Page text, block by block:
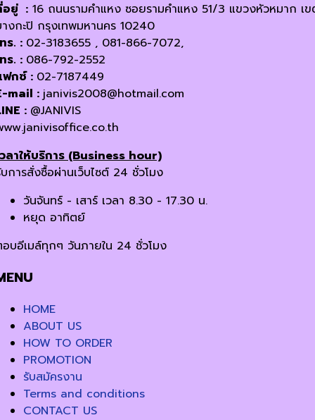
อยู่ : 16 ถนนรามคำแหง ซอยรามคำแหง 51/3 แขวงหัวหมาก เ
งกะปิ กรุงเทพมหานคร 10240
ร. : 02-3183655 , 081-866-7072,
ร. : 086-792-2552
กซ์ : 02-7187449
mail : janivis2008@hotmail.com
: @JANIVIS
ลาให้บริการ (Business hour)
การสั่งซื้อผ่านเว็บไซต์ 24 ชั่วโมง
วันจันทร์ - เสาร์ เวลา 8.30 - 17.30 น.
หยุด อาทิตย์
บอีเมล์ทุกๆ วันภายใน 24 ชั่วโมง
HOME
ABOUT US
HOW TO ORDER
PROMOTION
รับสมัครงาน
Terms and conditions
CONTACT US